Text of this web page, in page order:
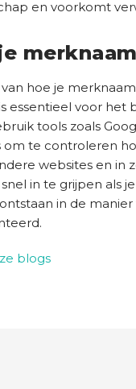
en voorkomt
hoe je
essentieel voor het
tools zoals
om te controleren
websites en in
in te grijpen als
in de
blogs